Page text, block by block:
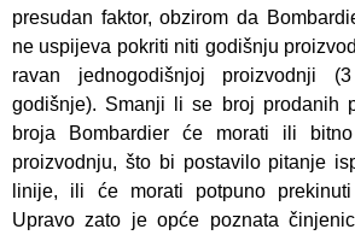
presudan faktor, obzirom da
ne uspijeva pokriti niti godišnju
ravan jednogodišnjoj proizvodnji
godišnje). Smanji li se broj prodanih
broja Bombardier će morati ili
proizvodnju, što bi postavilo pitanje
linije, ili će morati potpuno
Upravo zato je opće poznata